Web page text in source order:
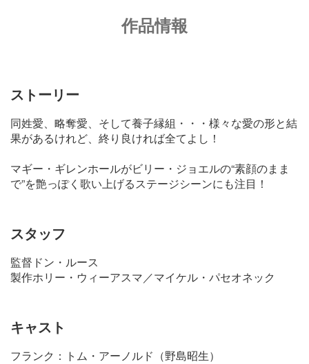
作品情報
ストーリー
同姓愛、略奪愛、そして養子縁組・・・様々な愛の形と結
果があるけれど、終り良ければ全てよし！
マギー・ギレンホールがビリー・ジョエルの“素顔のまま
で”を艶っぽく歌い上げるステージシーンにも注目！
スタッフ
監督ドン・ルース
製作ホリー・ウィーアスマ／マイケル・パセオネック
キャスト
フランク：トム・アーノルド（野島昭生）